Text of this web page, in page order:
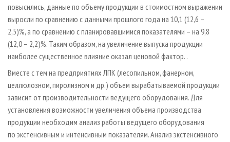
повысились, данные по объему продукции в стоимостном выражении
выросли по сравнению с данными прошлого года на 10,1 (12,6 –
2,5)%, а по сравнению с планировавшимися показателями – на 9,8
(12,0 – 2,2)%. Таким образом, на увеличение выпуска продукции
наиболее существенное влияние оказал ценовой фактор. .
Вместе с тем на предприятиях ЛПК (лесопильном, фанерном,
целлюлозном, пиролизном и др.) объем вырабатываемой продукции
зависит от производительности ведущего оборудования. Для
установления возможности увеличения объема производства
продукции необходим анализ работы ведущего оборудования
по экстенсивным и интенсивным показателям. Анализ экстенсивного